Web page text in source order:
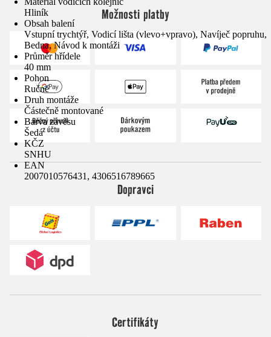
Hliník
Obsah balení
Vstupní trychtýř, Vodicí lišta (vlevo+vpravo), Navíječ popruhu,
Bedna, Návod k montáži
Průměr hřídele
40 mm
Pohon
Ručně
Druh montáže
Částečně montované
Barva závěsu
Šedá
KČZ
SNHU
EAN
2007010576431, 4306516789665
Možnosti platby
Dopravci
Certifikáty